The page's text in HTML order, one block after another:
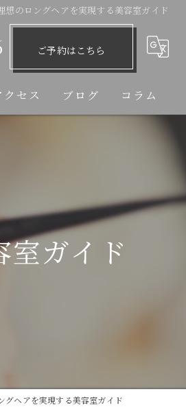
想のロングヘアを実現する美容室ガイド
ご予約はこちら
クセス ブログ コラム
ガイド
グヘアを実現する美容室ガイド